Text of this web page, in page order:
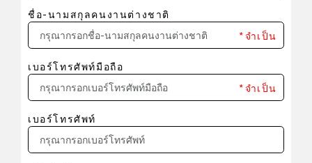
ชื่อ-นามสกุลคนงานต่างชาติ
*จำเป็น
เบอร์โทรศัพท์มือถือ
*จำเป็น
เบอร์โทรศัพท์